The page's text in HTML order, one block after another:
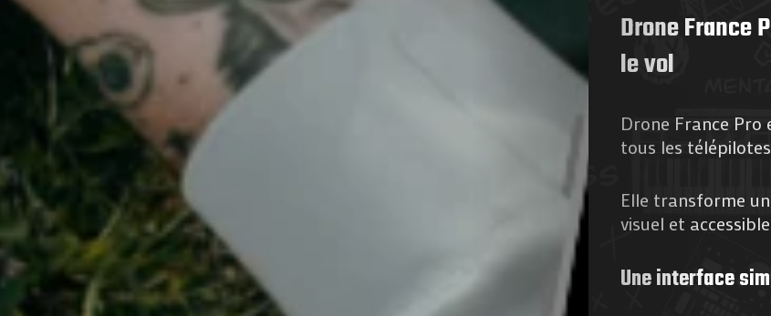
Search
Drone France
le vol
Drone France
tous les
Elle transforme
visuel et
Une interface